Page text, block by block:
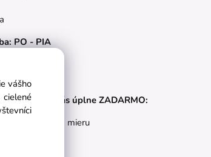
PO - PIA
appky pre vás úplne ZADARMO:
plán na mieru
vášho